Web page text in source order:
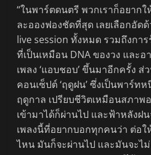
“ในพาร์ตดนตรี พวกเราก็อยาก
ละอองฟองชัดที่สุด เลยเลือกอัด
live session ทั้งหมด รวมถึงกา
ที่เป็นเหมือน DNA ของวง และ
เพลง ‘แอบชอบ’ ขึ้นมาอีกครั้ง ส่
คอนเซ็ปต์ ‘ฤดูฝน’ ซึ่งเป็นพาร์ท
ฤดูกาล เปรียบชีวิตเหมือนสภาพ
เข้ามาได้ก็ผ่านไป และฟ้าหลังฝ
เพลงนี้ที่อยากบอกทุกคนว่า ต่อ
ไหน มันก็จะผ่านไป และมันจะไ